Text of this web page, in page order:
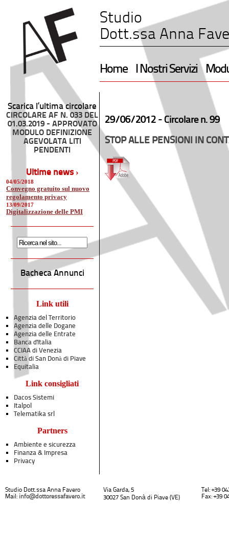
Studio
Dott.ssa Anna
Home I Nostri Servizi
Scarica l’ultima circolare
CIRCOLARE AF N. 033 DEL
01.03.2019 - APPROVATO
MODULO DEFINIZIONE
AGEVOLATA LITI
PENDENTI
Ultime news ›
04/05/2018
Convegno gratuito sul nuovo
regolamento privacy
13/09/2017
Digitalizzazione delle PMI
Bacheca Annunci
Link utili
Agenzia del Territorio
Agenzia delle Dogane
Agenzia delle Entrate
Banca d'Italia
CCIAA di Venezia
Città di San Donà di Piave
Equitalia
Link consigliati
Dacos Sistemi
Italpol
Telematika srl
Partners
Ambiente e sicurezza
Finanza & Impresa
Privacy
29/06/2012 - Circolare n. 99
STOP ALLE PENSIONI IN
Studio Dott.ssa Anna Favero
Mail: info@dottoressafavero.it
Via Garda, 5
30027 San Donà di Piave (VE)
Tel: +39
Fax: +39